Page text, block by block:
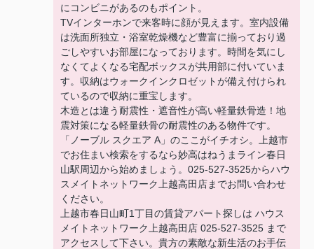
にコンビニがあるのもポイント。
TVインターホンで来客時に顔が見えます。室内設備
は洗面所独立・浴室乾燥機など豊富に揃っており過
ごしやすいお部屋になっております。時間を気にし
なくてよくなる宅配ボックスが共用部に付いていま
す。収納はウォークインクロゼットが備え付けられ
ているので収納に重宝します。
木造とは違う耐震性・遮音性が高い軽量鉄骨造！地
震対策になる軽量鉄骨の耐震性のある物件です。
「ノーブル スクエア A」のここがイチオシ。上越市
でお住まい検索をするなら妙高はねうまライン春日
山駅周辺から始めましょう。025-527-3525からハウ
スメイトネットワーク上越高田店までお問い合わせ
ください。
上越市春日山町1丁目の賃貸アパート探しは ハウス
メイトネットワーク上越高田店 025-527-3525 まで
アクセスして下さい。貴方の素敵な新生活のお手伝